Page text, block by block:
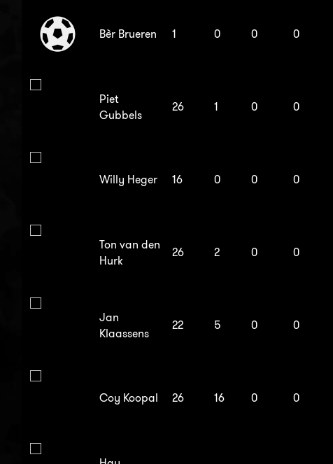
Bèr Brueren 1 0 0 0
Piet
Gubbels
26 1 0 0
Willy Heger 16 0 0 0
Ton van den
Hurk
26 2 0 0
Jan
Klaassens
22 5 0 0
Coy Koopal 26 16 0 0